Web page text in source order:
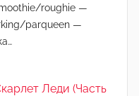
roughie —
parqueen —
Леди (Часть